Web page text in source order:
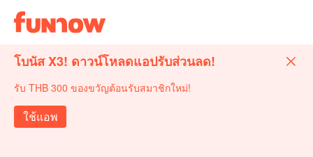
โบนัส X3! ดาวน์โหลดแอปรับส่วนลด!
รับ THB 300 ของขวัญต้อนรับสมาชิกใหม่!
ใช้แอพ